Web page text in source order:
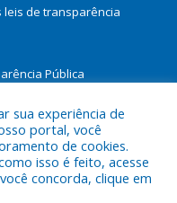
leis de transparência
Pública
Municipal de
sua experiência de
portal, você
de cookies.
isso é feito, acesse
concorda, clique em